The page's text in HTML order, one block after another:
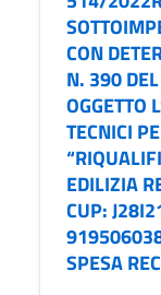
CON
N. 390
OGGETTO
TECNICI
EDILIZIA
CUP:
SPESA